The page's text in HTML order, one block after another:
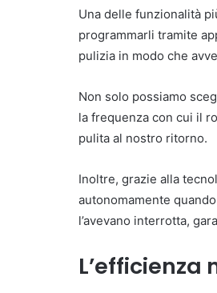
Una delle funzionalità
programmarli tramite
pulizia in modo che
Non solo possiamo
la frequenza con cui il
pulita al nostro ritorno.
Inoltre, grazie alla
autonomamente
l’avevano interrotta,